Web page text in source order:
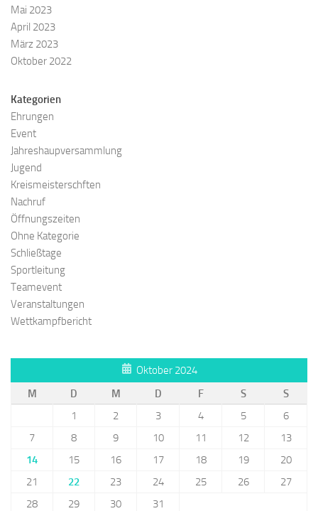
Mai 2023
April 2023
März 2023
Oktober 2022
Kategorien
Ehrungen
Event
Jahreshaupversammlung
Jugend
Kreismeisterschften
Nachruf
Öffnungszeiten
Ohne Kategorie
Schließtage
Sportleitung
Teamevent
Veranstaltungen
Wettkampfbericht
Oktober 2024
M
D M D F S
S
1
2 3 4 5
6
7
8 9 10 11 12
13
14
15 16 17 18 19
20
21
22 23 24 25 26
27
28
29 30
31